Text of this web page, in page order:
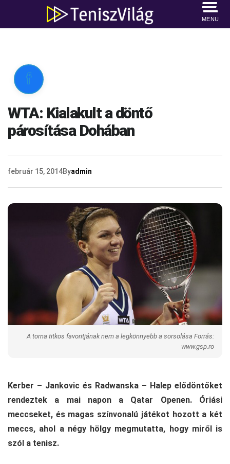
MENU

WTA: Kialakult a döntő
párosítása Dohában
február 15, 2014Byadmin
A torna titkos favoritjának nem a legkönnyebb a sorsolása Forrás:
www.gsp.ro
Kerber – Jankovic és Radwanska – Halep elődöntőket
rendeztek a mai napon a Qatar Openen. Óriási
meccseket, és magas színvonalú játékot hozott a két
meccs, ahol a négy hölgy megmutatta, hogy miről is
szól a tenisz.